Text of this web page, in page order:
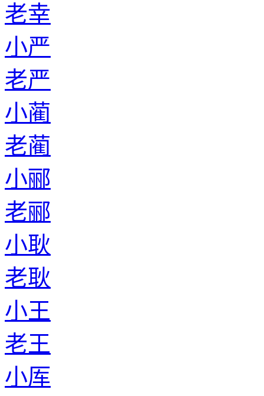
老幸
小严
老严
小蔺
老蔺
小郦
老郦
小耿
老耿
小王
老王
小厍